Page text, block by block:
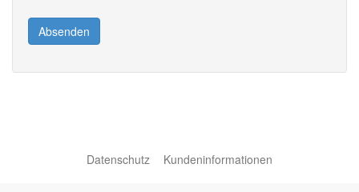
Absenden
Datenschutz Kundeninformationen